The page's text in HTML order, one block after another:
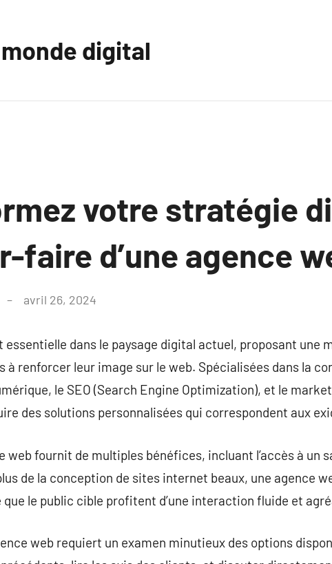
digital
votre stratégie
faire d’une agence
avril 26, 2024
essentielle dans le paysage digital actuel, proposant une
à renforcer leur image sur le web. Spécialisées dans la
le SEO (Search Engine Optimization), et le
des solutions personnalisées qui correspondent aux
web fournit de multiples bénéfices, incluant l’accès à un
de la conception de sites internet beaux, une agence
le public cible profitent d’une interaction fluide et
web requiert un examen minutieux des options